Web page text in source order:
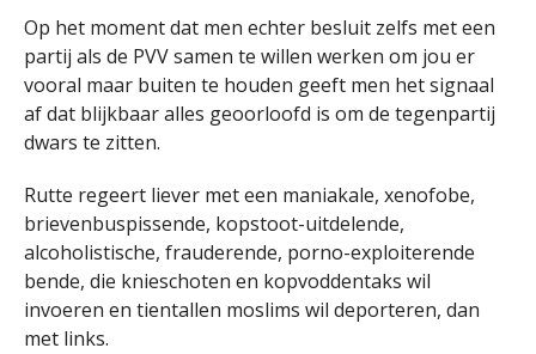
Op het moment dat men echter besluit zelfs met een
partij als de PVV samen te willen werken om jou er
vooral maar buiten te houden geeft men het signaal
af dat blijkbaar alles geoorloofd is om de tegenpartij
dwars te zitten.
Rutte regeert liever met een maniakale, xenofobe,
brievenbuspissende, kopstoot-uitdelende,
alcoholistische, frauderende, porno-exploiterende
bende, die knieschoten en kopvoddentaks wil
invoeren en tientallen moslims wil deporteren, dan
met links.